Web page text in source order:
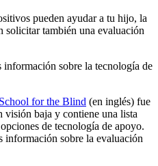
pueden ayudar a tu hijo, la
solicitar también una evaluación
información sobre la tecnología de
for the Blind (en inglés) fue
visión baja y contiene una lista
de tecnología de apoyo.
información sobre la evaluación